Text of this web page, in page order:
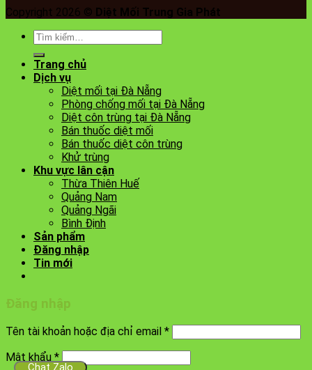
Copyright 2026 © Diệt Mối Trung Gia Phát
Tìm
kiếm:
Trang chủ
Dịch vụ
Diệt mối tại Đà Nẵng
Phòng chống mối tại Đà Nẵng
Diệt côn trùng tại Đà Nẵng
Bán thuốc diệt mối
Bán thuốc diệt côn trùng
Khử trùng
Khu vực lân cận
Thừa Thiên Huế
Quảng Nam
Quảng Ngãi
Bình Định
Sản phẩm
Đăng nhập
Tin mới
Chat Zalo
Đăng nhập
Tên tài khoản hoặc địa chỉ email *
Mật khẩu *